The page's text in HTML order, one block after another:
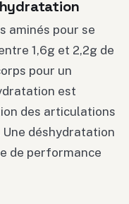
aminés pour se
1,6g et 2,2g de
pour un
est
des articulations
déshydratation
de performance